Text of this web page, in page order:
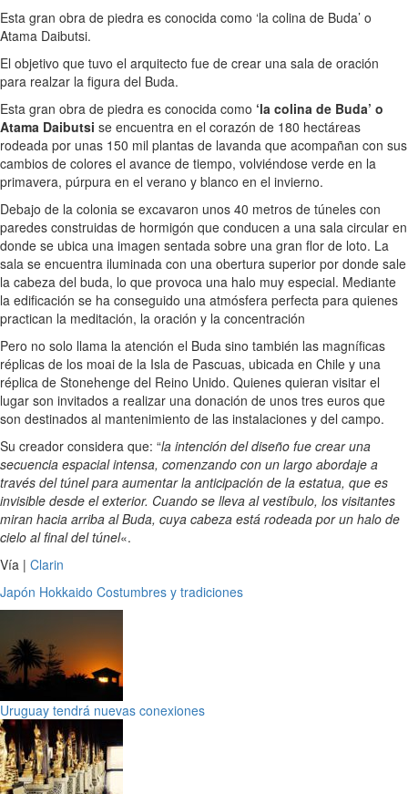
Esta gran obra de piedra es conocida como ‘la colina de Buda’ o
Atama Daibutsi.
El objetivo que tuvo el arquitecto fue de crear una sala de oración
para realzar la figura del Buda.
Esta gran obra de piedra es conocida como ‘la colina de Buda’ o
Atama Daibutsi se encuentra en el corazón de 180 hectáreas
rodeada por unas 150 mil plantas de lavanda que acompañan con sus
cambios de colores el avance de tiempo, volviéndose verde en la
primavera, púrpura en el verano y blanco en el invierno.
Debajo de la colonia se excavaron unos 40 metros de túneles con
paredes construidas de hormigón que conducen a una sala circular en
donde se ubica una imagen sentada sobre una gran flor de loto. La
sala se encuentra iluminada con una obertura superior por donde sale
la cabeza del buda, lo que provoca una halo muy especial. Mediante
la edificación se ha conseguido una atmósfera perfecta para quienes
practican la meditación, la oración y la concentración
Pero no solo llama la atención el Buda sino también las magníficas
réplicas de los moai de la Isla de Pascuas, ubicada en Chile y una
réplica de Stonehenge del Reino Unido. Quienes quieran visitar el
lugar son invitados a realizar una donación de unos tres euros que
son destinados al mantenimiento de las instalaciones y del campo.
Su creador considera que: “la intención del diseño fue crear una
secuencia espacial intensa, comenzando con un largo abordaje a
través del túnel para aumentar la anticipación de la estatua, que es
invisible desde el exterior. Cuando se lleva al vestíbulo, los visitantes
miran hacia arriba al Buda, cuya cabeza está rodeada por un halo de
cielo al final del túnel«.
Vía | Clarin
Japón Hokkaido Costumbres y tradiciones
Uruguay tendrá nuevas conexiones